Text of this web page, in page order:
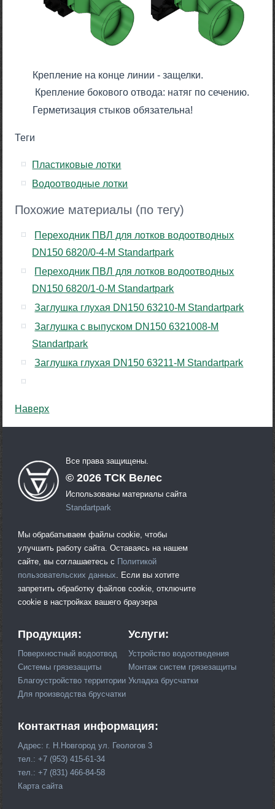
Крепление на конце линии - защелки.
Крепление бокового отвода: натяг по сечению.
Герметизация стыков обязательна!
Теги
Пластиковые лотки
Водоотводные лотки
Похожие материалы (по тегу)
Переходник ПВЛ для лотков водоотводных
DN150 6820/0-4-М Standartpark
Переходник ПВЛ для лотков водоотводных
DN150 6820/1-0-М Standartpark
Заглушка глухая DN150 63210-М Standartpark
Заглушка с выпуском DN150 6321008-М
Standartpark
Заглушка глухая DN150 63211-М Standartpark
Наверх
Все права защищены.
©2026 ТСК Велес
Использованы материалы сайта
Standartpark
Мы обрабатываем файлы cookie, чтобы
улучшить работу сайта. Оставаясь на нашем
сайте, вы соглашаетесь с Политикой
пользовательских данных . Если вы хотите
запретить обработку файлов cookie, отключите
cookie в настройках вашего браузера
Продукция:
Поверхностный водоотвод
Системы грязезащиты
Благоустройство территории
Для производства брусчатки
Услуги:
Устройство водоотведения
Монтаж систем грязезащиты
Укладка брусчатки
Контактная информация:
Адрес: г. Н.Новгород ул. Геологов 3
тел.: +7 (953) 415-61-34
тел.: +7 (831) 466-84-58
Карта сайта